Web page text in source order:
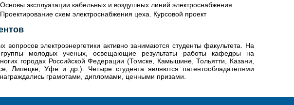
эксплуатации кабельных и воздушных линий электроснабжения
схем электроснабжения цеха. Курсовой проект
электроэнергетики активно занимаются студенты факультета. На
группы молодых ученых, освещающие результаты работы кафедры на
городах Российской Федерации (Томске, Камышине, Тольятти, Казани,
Липецке, Уфе и др.). Четыре студента являются патентообладателями
грамотами, дипломами, ценными призами.